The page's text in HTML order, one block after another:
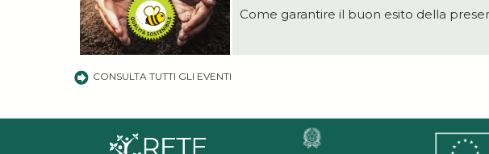
Come garantire il buon esito della
CONSULTA TUTTI GLI EVENTI